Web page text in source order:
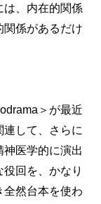
は、内在的関係
関係があるだけ
＞が最近
して、さらに
医学的に演出
回を、かなり
全然台本を使わ